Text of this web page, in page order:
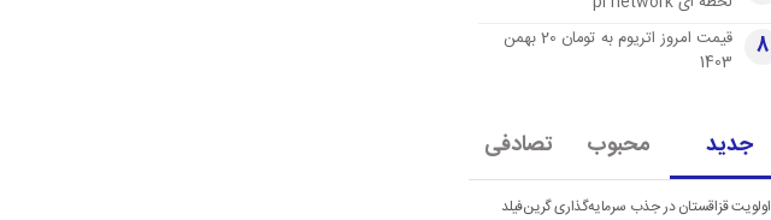
8
قیمت امروز اتریوم به تومان 20 بهمن
1403
جدید محبوب تصادفی
اولویت قزاقستان در جذب سرمایه‌گذاری گرین‌فیلد